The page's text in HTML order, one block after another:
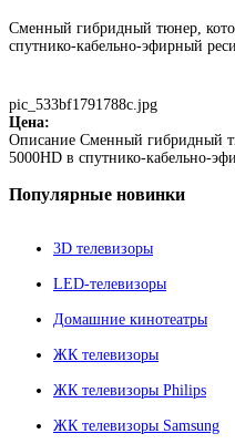
Сменный гибридный тюнер,
спутнико-кабельно-эфирный
pic_533bf1791788c.jpg
Цена:
Описание Сменный гибридный
5000HD в спутнико-кабельно-
Популярные новинки
3D телевизоры
LED-телевизоры
Домашние кинотеатры
ЖК телевизоры
ЖК телевизоры Philips
ЖК телевизоры Samsung